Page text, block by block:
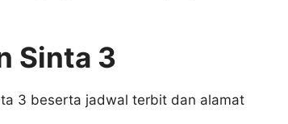
Sinta 3
3 beserta jadwal terbit dan alamat